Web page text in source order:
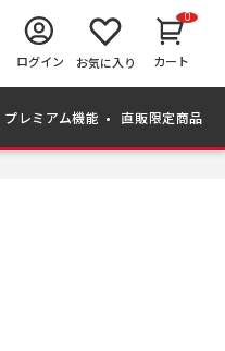
ログイン お気に入り
0
カート
プレミアム機能 直販限定商品